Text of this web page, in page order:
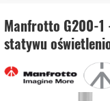
PRODUCENCI
MAPA SERWISU
JAK KUPOWAĆ
Manfrotto G200-1
statywu